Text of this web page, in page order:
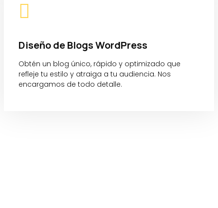

Diseño de Blogs WordPress
Obtén un blog único, rápido y optimizado que
refleje tu estilo y atraiga a tu audiencia. Nos
encargamos de todo detalle.